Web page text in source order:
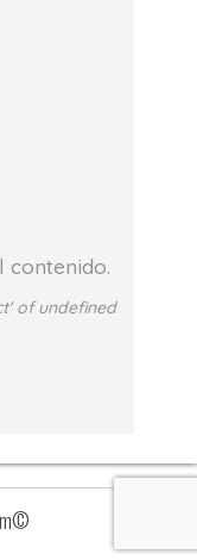
contenido.
of undefined